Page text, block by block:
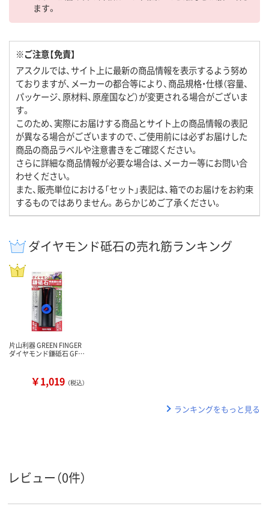
ます。
※ご注意【免責】
アスクルでは、サイト上に最新の商品情報を表示するよう努め
ておりますが、メーカーの都合等により、商品規格・仕様（容量、
パッケージ、原材料、原産国など）が変更される場合がございま
す。
このため、実際にお届けする商品とサイト上の商品情報の表記
が異なる場合がございますので、ご使用前には必ずお届けした
商品の商品ラベルや注意書きをご確認ください。
さらに詳細な商品情報が必要な場合は、メーカー等にお問い合
わせください。
また、販売単位における「セット」表記は、箱でのお届けをお約束
するものではありません。あらかじめご了承ください。
ダイヤモンド砥石の売れ筋ランキング
片山利器 GREEN FINGER
ダイヤモンド鎌砥石 GF…
￥1,019 （税込）
ランキングをもっと見る
レビュー（0件）